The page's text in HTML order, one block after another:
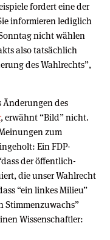
fordert eine der
informieren lediglich
nicht wählen
also tatsächlich
des Wahlrechts”,
Änderungen des
, erwähnt “Bild” nicht.
zum
Ein FDP-
der öffentlich-
die unser Wahlrecht
“ein linkes Milieu”
Stimmenzuwachs”
Wissenschaftler: